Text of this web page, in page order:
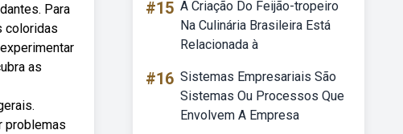
Para
coloridas
as
problemas
#15 A Criação Do Feijão-tropeiro
Na Culinária Brasileira Está
Relacionada à
#16 Sistemas Empresariais São
Sistemas Ou Processos Que
Envolvem A Empresa